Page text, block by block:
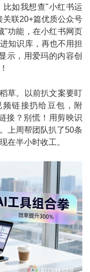
如我想查"小红书运
联20+篇优质公众号
"功能，在小红书网页
知识库，再也不用担
示，用爱玛的内容创
草。以前扒文案要盯
链接扔给豆包，附
接？别慌！用剪映识
上周帮团队扒了50条
在半小时收工。